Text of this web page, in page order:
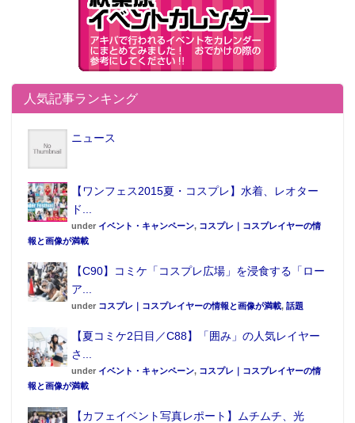
人気記事ランキング
ニュース
【ワンフェス2015夏・コスプレ】水着、レオター
ド...
under イベント・キャンペーン, コスプレ｜コスプレイヤーの情
報と画像が満載
【C90】コミケ「コスプレ広場」を浸食する「ロー
ア...
under コスプレ｜コスプレイヤーの情報と画像が満載, 話題
【夏コミケ2日目／C88】「囲み」の人気レイヤー
さ...
under イベント・キャンペーン, コスプレ｜コスプレイヤーの情
報と画像が満載
【カフェイベント写真レポート】ムチムチ、光